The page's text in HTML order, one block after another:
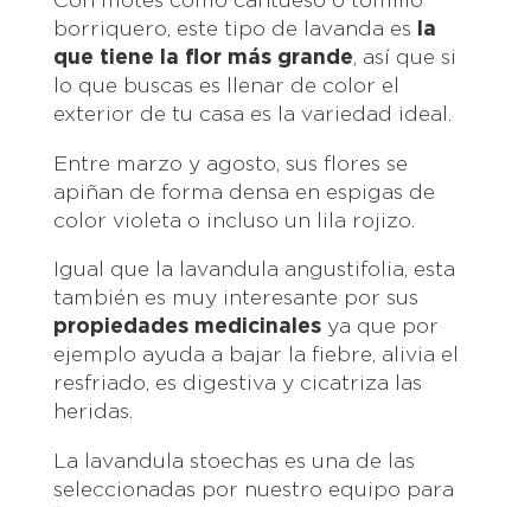
borriquero, este tipo de lavanda es la
que tiene la flor más grande, así que si
lo que buscas es llenar de color el
exterior de tu casa es la variedad ideal.
Entre marzo y agosto, sus flores se
apiñan de forma densa en espigas de
color violeta o incluso un lila rojizo.
Igual que la lavandula angustifolia, esta
también es muy interesante por sus
propiedades medicinales ya que por
ejemplo ayuda a bajar la fiebre, alivia el
resfriado, es digestiva y cicatriza las
heridas.
La lavandula stoechas es una de las
seleccionadas por nuestro equipo para